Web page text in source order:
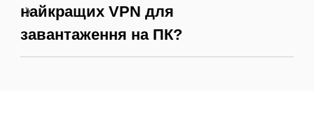
найкращих VPN для
завантаження на ПК?